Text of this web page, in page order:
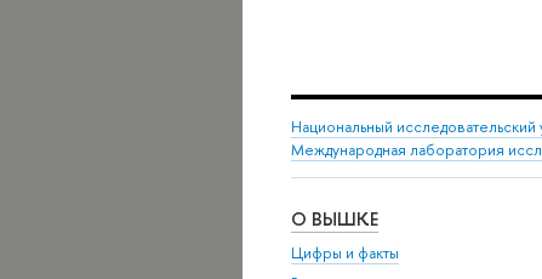
Национальный
Международная лаборатория
О ВЫШКЕ
Цифры и факты